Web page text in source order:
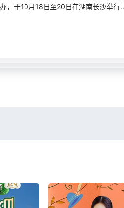
，于10月18日至20日在湖南长沙举行